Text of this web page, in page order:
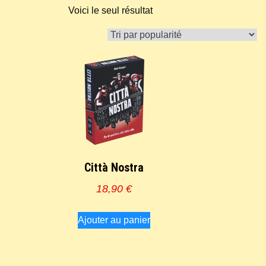
Voici le seul résultat
Città Nostra
18,90 €
Ajouter au panier